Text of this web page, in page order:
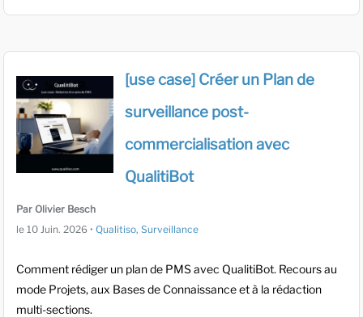
[use case] Créer un Plan de
surveillance post-
commercialisation avec
QualitiBot
Par Olivier Besch
le 10 Juin. 2026 • Qualitiso, Surveillance
Comment rédiger un plan de PMS avec QualitiBot. Recours au
mode Projets, aux Bases de Connaissance et à la rédaction
multi-sections.